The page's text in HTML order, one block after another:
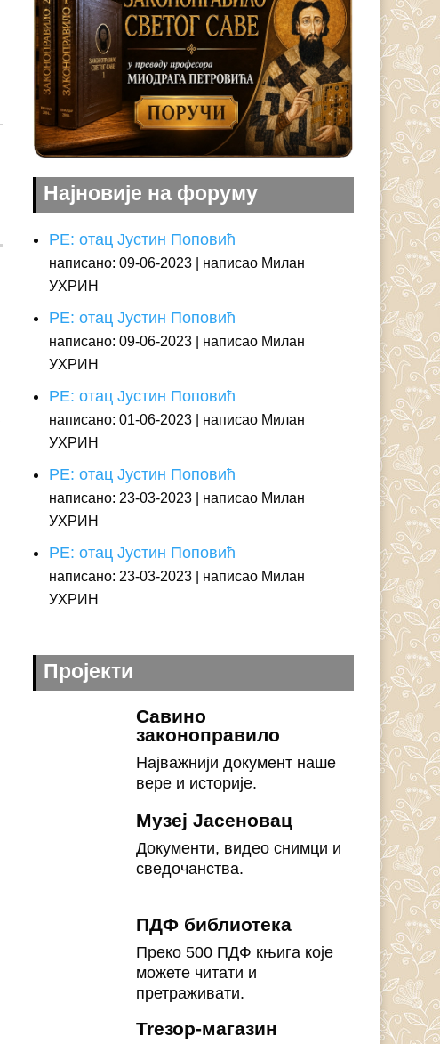
Најновије на форуму
РЕ: отац Јустин Поповић
написано: 09-06-2023
написао Милан
УХРИН
РЕ: отац Јустин Поповић
написано: 09-06-2023
написао Милан
УХРИН
РЕ: отац Јустин Поповић
написано: 01-06-2023
написао Милан
УХРИН
РЕ: отац Јустин Поповић
написано: 23-03-2023
написао Милан
УХРИН
РЕ: отац Јустин Поповић
написано: 23-03-2023
написао Милан
УХРИН
Пројекти
Савино
законоправило
Најважнији документ наше
вере и историје.
Музеј Јасеновац
Документи, видео снимци и
сведочанства.
ПДФ библиотека
Преко 500 ПДФ књига које
можете читати и
претраживати.
Treзор-магазин